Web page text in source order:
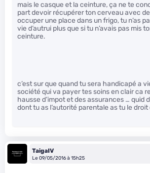
mais le casque et la ceinture, ça ne te
part devoir récupérer ton cerveau avec
occuper une place dans un frigo, tu n’as
vie d’autrui plus que si tu n’avais pas mis
ceinture.
c’est sur que quand tu sera handicapé a
société qui va payer tes soins en clair ca
hausse d’impot et des assurances … quid
dont tu as l’autorité parentale as tu le
TaigaIV
Le 09/05/2016 à 15h25